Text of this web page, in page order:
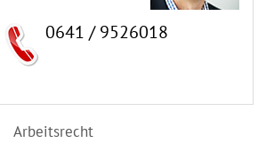
0641 / 9526018
Arbeitsrecht